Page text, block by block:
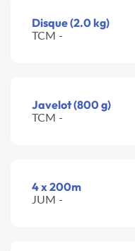
Disque (2.0 kg)
TCM -
Javelot (800 g)
TCM -
4 x 200m
JUM -